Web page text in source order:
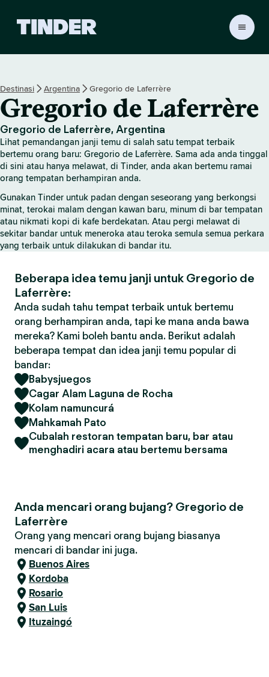
a
n
U
t
a
m
a
T
n
d
e
r
Destinasi Argentina Gregorio de Laferrère
Gregorio de Laferrère
Gregorio de Laferrère, Argentina
Lihat pemandangan janji temu di salah satu tempat terbaik
bertemu orang baru: Gregorio de Laferrère. Sama ada anda tinggal
di sini atau hanya melawat, di Tinder, anda akan bertemu ramai
orang tempatan berhampiran anda.
Gunakan Tinder untuk padan dengan seseorang yang berkongsi
minat, terokai malam dengan kawan baru, minum di bar tempatan
atau nikmati kopi di kafe berdekatan. Atau pergi melawat di
sekitar bandar untuk meneroka atau teroka semula semua perkara
yang terbaik untuk dilakukan di bandar itu.
Beberapa idea temu janji untuk Gregorio de
Laferrère:
Anda sudah tahu tempat terbaik untuk bertemu
orang berhampiran anda, tapi ke mana anda bawa
mereka? Kami boleh bantu anda. Berikut adalah
beberapa tempat dan idea janji temu popular di
bandar:
Babysjuegos
Cagar Alam Laguna de Rocha
Kolam namuncurá
Mahkamah Pato
Cubalah restoran tempatan baru, bar atau
menghadiri acara atau bertemu bersama
Anda mencari orang bujang? Gregorio de
Laferrère
Orang yang mencari orang bujang biasanya
mencari di bandar ini juga.
Buenos Aires
Kordoba
Rosario
San Luis
Ituzaingó